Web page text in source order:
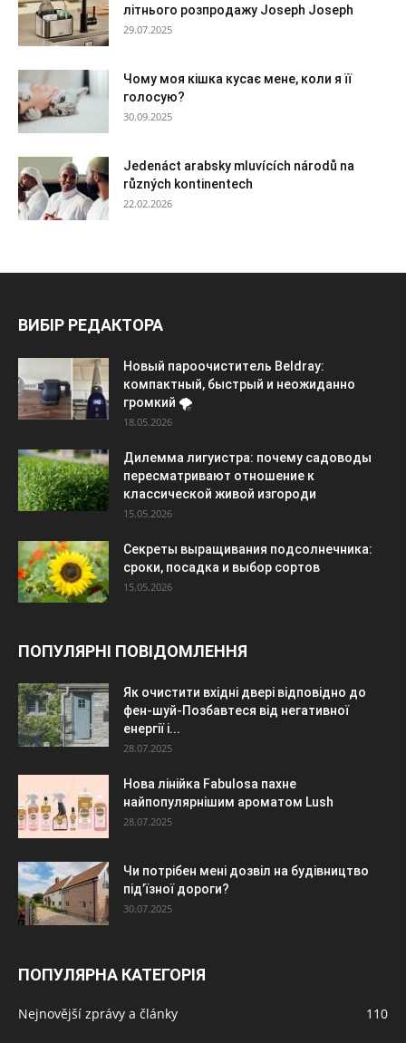
літнього розпродажу Joseph Joseph
29.07.2025
Чому моя кішка кусає мене, коли я її
голосую?
30.09.2025
Jedenáct arabsky mluvících národů na
různých kontinentech
22.02.2026
ВИБІР РЕДАКТОРА
Новый пароочиститель Beldray:
компактный, быстрый и неожиданно
громкий 🌪️
18.05.2026
Дилемма лигуистра: почему садоводы
пересматривают отношение к
классической живой изгороди
15.05.2026
Секреты выращивания подсолнечника:
сроки, посадка и выбор сортов
15.05.2026
ПОПУЛЯРНІ ПОВІДОМЛЕННЯ
Як очистити вхідні двері відповідно до
фен-шуй-Позбавтеся від негативної
енергії і...
28.07.2025
Нова лінійка Fabulosa пахне
найпопулярнішим ароматом Lush
28.07.2025
Чи потрібен мені дозвіл на будівництво
під’їзної дороги?
30.07.2025
ПОПУЛЯРНА КАТЕГОРІЯ
Nejnovější zprávy a články 110